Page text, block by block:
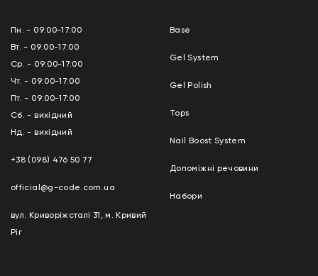
Пн. - 09:00-17:00
Вт. - 09:00-17:00
Ср. - 09:00-17:00
Чт. - 09:00-17:00
Пт. - 09:00-17:00
Сб. - вихідний
Нд. - вихідний
+38 (098) 476 50 77
official@g-code.com.ua
вул. Криворіжсталі 31, м. Кривий
Ріг
Base
Gel System
Gel Polish
Tops
Nail Boost System
Допоміжні речовини
Набори